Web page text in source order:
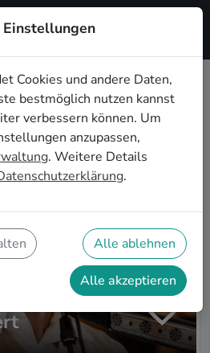
Registrieren
Artistsuche
Cookies und andere Daten,
bestmöglich nutzen kannst
verbessern können. Um
anzupassen,
. Weitere Details
.
Alle ablehnen
Alle akzeptieren